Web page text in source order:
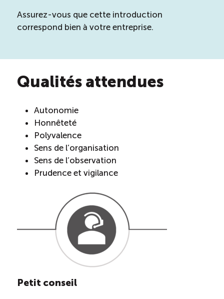
Assurez-vous que cette introduction
correspond bien à votre entreprise.
Qualités attendues
Autonomie
Honnêteté
Polyvalence
Sens de l’organisation
Sens de l’observation
Prudence et vigilance
Petit conseil